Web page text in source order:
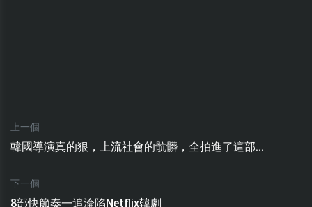
上一個
韓國導演真的狠，上流社會的骯髒，全拍進了這部...
下一個
8部快節奏一追淪陷Netflix韓劇